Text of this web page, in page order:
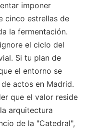
imponer
cinco estrellas de
la fermentación.
el ciclo del
Si tu plan de
el entorno se
actos en Madrid.
que el valor reside
arquitectura
de la "Catedral",